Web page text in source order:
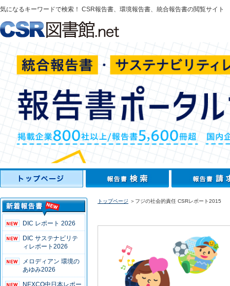
気になるキーワードで検索！ CSR報告書、環境報告書、統合報告書の閲覧サイト
DIC レポート 2026
DIC サステナビリテ
ィレポート2026
メロディアン 環境の
あゆみ2026
NEXCO中日本レポー
トップページ ＞フジの社会的責任 CSRレポート2015